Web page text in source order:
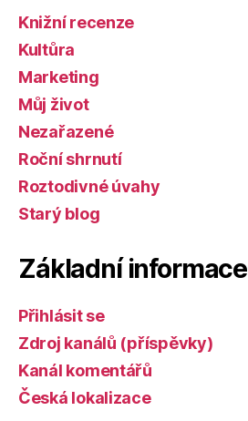
Knižní recenze
Kultůra
Marketing
Můj život
Nezařazené
Roční shrnutí
Roztodivné úvahy
Starý blog
Základní informace
Přihlásit se
Zdroj kanálů (příspěvky)
Kanál komentářů
Česká lokalizace